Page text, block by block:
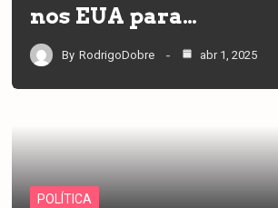
nos EUA para…
By RodrigoDobre abr 1, 2025
POLÍTICA